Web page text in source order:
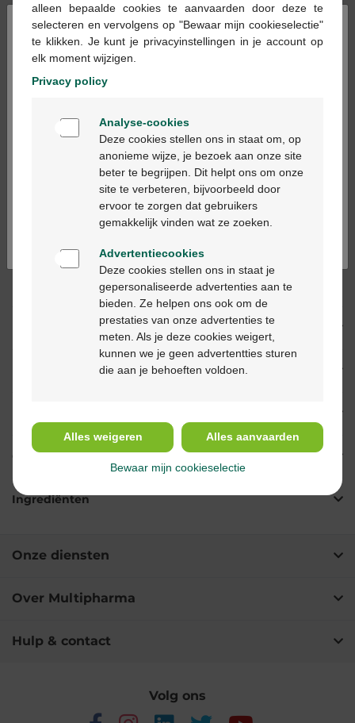
Op voorraad online
- +
Max. aantal = 12
Op werkdagen vóór 12u besteld, volgende
werkdag geleverd
levering in je Multipharma apotheek
levering thuis vanaf €55
Klantendienst
via chat of
Productbeschrijving
Eigenschappen
Gebruik
Ingrediënten
Onze diensten
Over Multipharma
Hulp & contact
Volg ons
×
Bienvenue
Ga verder in het nederlands
Continuez en français
alleen bepaalde cookies te aanvaarden door deze te
selecteren en vervolgens op "Bewaar mijn cookieselectie"
te klikken. Je kunt je privacyinstellingen in je account op
elk moment wijzigen.
Privacy policy
Analyse-cookies
Deze cookies stellen ons in staat om, op
anonieme wijze, je bezoek aan onze site
beter te begrijpen. Dit helpt ons om onze
site te verbeteren, bijvoorbeeld door
ervoor te zorgen dat gebruikers
gemakkelijk vinden wat ze zoeken.
Advertentiecookies
Deze cookies stellen ons in staat je
gepersonaliseerde advertenties aan te
bieden. Ze helpen ons ook om de
prestaties van onze advertenties te
meten. Als je deze cookies weigert,
kunnen we je geen advertentties sturen
die aan je behoeften voldoen.
Alles weigeren Alles aanvaarden
Bewaar mijn cookieselectie